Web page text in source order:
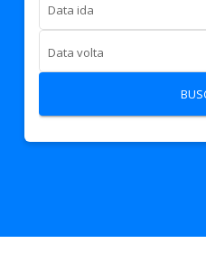
Data ida
Data volta